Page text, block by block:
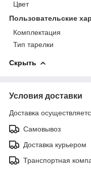
Цвет
Пользовательские
Комплектация
Тип тарелки
Скрыть
Условия доставки
Доставка
Самовывоз
Доставка курьером
Транспортная